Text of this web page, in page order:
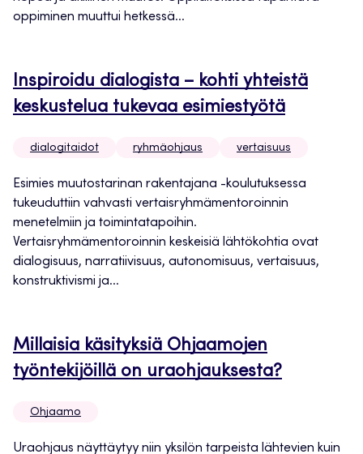
oppiminen muuttui hetkessä...
Inspiroidu dialogista – kohti yhteistä
keskustelua tukevaa esimiestyötä
dialogitaidot ryhmäohjaus vertaisuus
Esimies muutostarinan rakentajana -koulutuksessa
tukeuduttiin vahvasti vertaisryhmämentoroinnin
menetelmiin ja toimintatapoihin.
Vertaisryhmämentoroinnin keskeisiä lähtökohtia ovat
dialogisuus, narratiivisuus, autonomisuus, vertaisuus,
konstruktivismi ja...
Millaisia käsityksiä Ohjaamojen
työntekijöillä on uraohjauksesta?
Ohjaamo
Uraohjaus näyttäytyy niin yksilön tarpeista lähtevien kuin